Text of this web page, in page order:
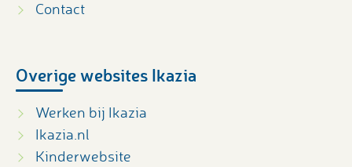
Contact
Overige websites Ikazia
Werken bij Ikazia
Ikazia.nl
Kinderwebsite